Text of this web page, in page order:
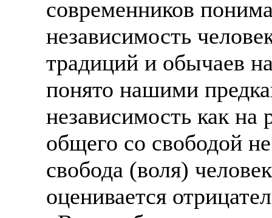
современников
независимость
традиций и обычаев
понято нашими
независимость как на
общего со свободой
свобода (воля)
оценивается